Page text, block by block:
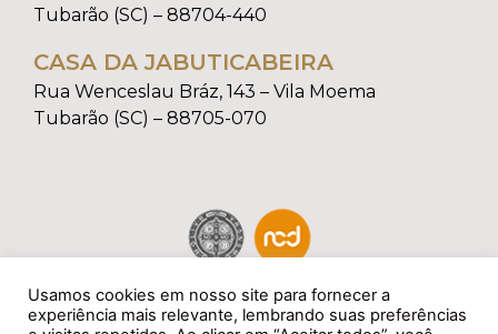
Tubarão (SC) – 88704-440
CASA DA JABUTICABEIRA
Rua Wenceslau Bráz, 143 – Vila Moema
Tubarão (SC) – 88705-070
Usamos cookies em nosso site para fornecer a
experiência mais relevante, lembrando suas preferências